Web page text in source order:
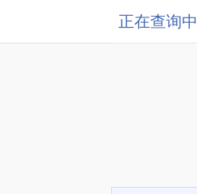
正在查询中